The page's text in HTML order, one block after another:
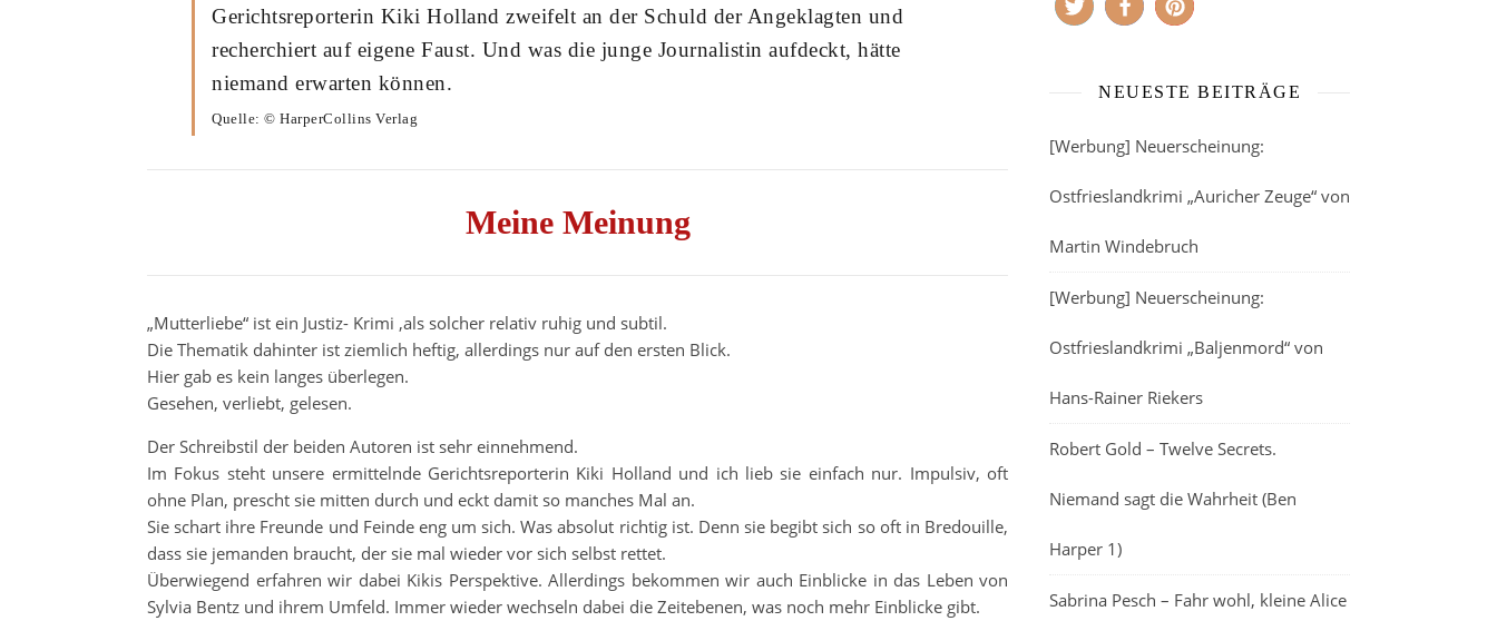
Gerichtsreporterin Kiki Holland zweifelt an der Schuld der Angeklagten und
recherchiert auf eigene Faust. Und was die junge Journalistin aufdeckt, hätte
niemand erwarten können.
Quelle: © HarperCollins Verlag
Meine Meinung
„Mutterliebe“ ist ein Justiz- Krimi ,als solcher relativ ruhig und subtil.
Die Thematik dahinter ist ziemlich heftig, allerdings nur auf den ersten Blick.
Hier gab es kein langes überlegen.
Gesehen, verliebt, gelesen.
Der Schreibstil der beiden Autoren ist sehr einnehmend.
Im Fokus steht unsere ermittelnde Gerichtsreporterin Kiki Holland und ich lieb sie einfach nur. Impulsiv, oft
ohne Plan, prescht sie mitten durch und eckt damit so manches Mal an.
Sie schart ihre Freunde und Feinde eng um sich. Was absolut richtig ist. Denn sie begibt sich so oft in Bredouille,
dass sie jemanden braucht, der sie mal wieder vor sich selbst rettet.
Überwiegend erfahren wir dabei Kikis Perspektive. Allerdings bekommen wir auch Einblicke in das Leben von
Sylvia Bentz und ihrem Umfeld. Immer wieder wechseln dabei die Zeitebenen, was noch mehr Einblicke gibt.
NEUESTE BEITRÄGE
[Werbung] Neuerscheinung:
Ostfrieslandkrimi „Auricher Zeuge“ von
Martin Windebruch
[Werbung] Neuerscheinung:
Ostfrieslandkrimi „Baljenmord“ von
Hans-Rainer Riekers
Robert Gold – Twelve Secrets.
Niemand sagt die Wahrheit (Ben
Harper 1)
Sabrina Pesch – Fahr wohl, kleine Alice